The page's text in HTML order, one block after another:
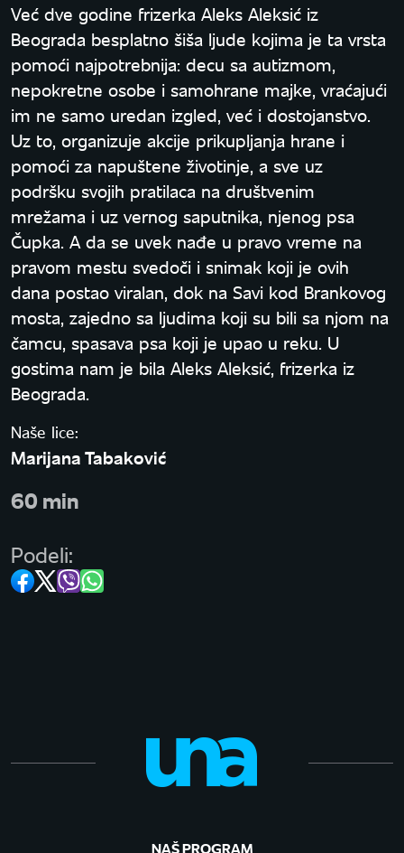
Već dve godine frizerka Aleks Aleksić iz
Beograda besplatno šiša ljude kojima je ta vrsta
pomoći najpotrebnija: decu sa autizmom,
nepokretne osobe i samohrane majke, vraćajući
im ne samo uredan izgled, već i dostojanstvo.
Uz to, organizuje akcije prikupljanja hrane i
pomoći za napuštene životinje, a sve uz
podršku svojih pratilaca na društvenim
mrežama i uz vernog saputnika, njenog psa
Čupka. A da se uvek nađe u pravo vreme na
pravom mestu svedoči i snimak koji je ovih
dana postao viralan, dok na Savi kod Brankovog
mosta, zajedno sa ljudima koji su bili sa njom na
čamcu, spasava psa koji je upao u reku. U
gostima nam je bila Aleks Aleksić, frizerka iz
Beograda.
Naše lice:
Marijana Tabaković
60 min
Podeli:
NAŠ PROGRAM